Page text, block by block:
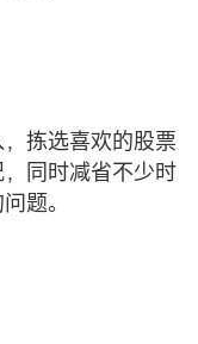
拣选喜欢的股票
同时减省不少时
题。